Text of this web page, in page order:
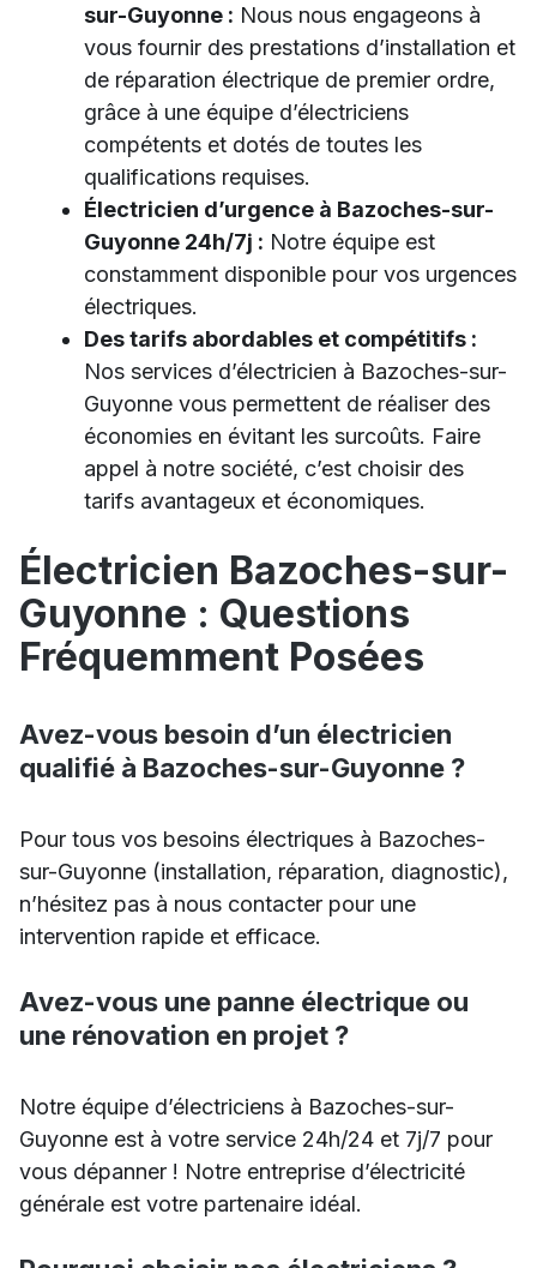
sur-Guyonne : Nous nous engageons à
vous fournir des prestations d’installation et
de réparation électrique de premier ordre,
grâce à une équipe d’électriciens
compétents et dotés de toutes les
qualifications requises.
Électricien d’urgence à Bazoches-sur-
Guyonne 24h/7j : Notre équipe est
constamment disponible pour vos urgences
électriques.
Des tarifs abordables et compétitifs :
Nos services d’électricien à Bazoches-sur-
Guyonne vous permettent de réaliser des
économies en évitant les surcoûts. Faire
appel à notre société, c’est choisir des
tarifs avantageux et économiques.
Électricien Bazoches-sur-
Guyonne : Questions
Fréquemment Posées
Avez-vous besoin d’un électricien
qualifié à Bazoches-sur-Guyonne ?
Pour tous vos besoins électriques à Bazoches-
sur-Guyonne (installation, réparation, diagnostic),
n’hésitez pas à nous contacter pour une
intervention rapide et efficace.
Avez-vous une panne électrique ou
une rénovation en projet ?
Notre équipe d’électriciens à Bazoches-sur-
Guyonne est à votre service 24h/24 et 7j/7 pour
vous dépanner ! Notre entreprise d’électricité
générale est votre partenaire idéal.